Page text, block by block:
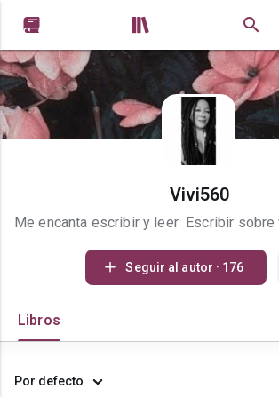

Vivi560
Seguir al autor · 176
Libros
Por defecto